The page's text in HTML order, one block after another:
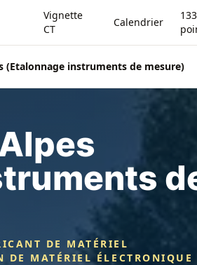
Vignette
CT
Calendrier
133
(Etalonnage instruments de mesure)
DE MATÉRIEL
DE MATÉRIEL ÉLECTRONIQUE